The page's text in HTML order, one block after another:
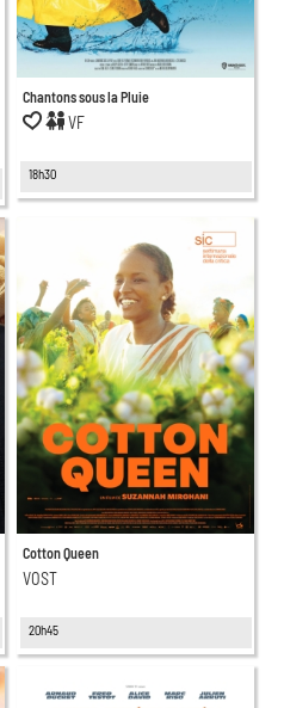
Chantons sous la Pluie
VF
18h30
Cotton Queen
VOST
20h45